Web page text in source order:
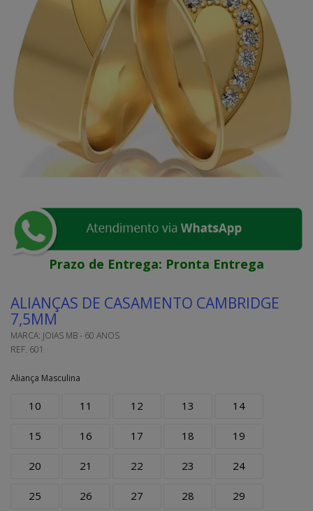
Prazo de Entrega: Pronta Entrega
ALIANÇAS DE CASAMENTO CAMBRIDGE
7,5MM
MARCA: JOIAS MB - 60 ANOS
REF. 601
Aliança Masculina
10 11 12 13 14
15 16 17 18 19
20 21 22 23 24
25 26 27 28 29